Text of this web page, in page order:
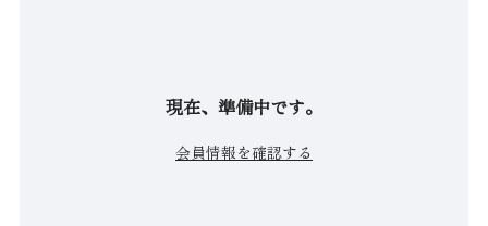
現在、準備中です。
会員情報を確認する